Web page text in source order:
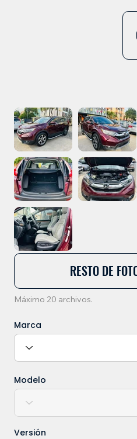
RESTO DE
Máximo 20 archivos.
Marca
Modelo
Versión